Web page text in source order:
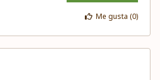
Me gusta (0)